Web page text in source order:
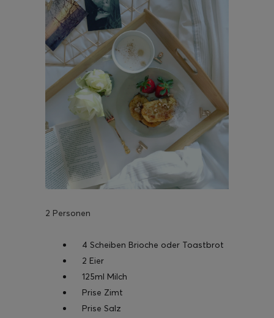
2 Personen
4 Scheiben Brioche oder Toastbrot
2 Eier
125ml Milch
Prise Zimt
Prise Salz